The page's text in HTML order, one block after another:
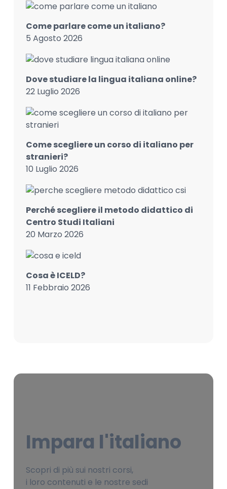
Come parlare come un italiano?
5 Agosto 2026
Dove studiare la lingua italiana online?
22 Luglio 2026
Come scegliere un corso di italiano per
stranieri?
10 Luglio 2026
Perché scegliere il metodo didattico di
Centro Studi Italiani
20 Marzo 2026
Cosa è ICELD?
11 Febbraio 2026
Impara l'italiano
Scopri di più sui nostri corsi,
i loro contenuti e le nostre sedi